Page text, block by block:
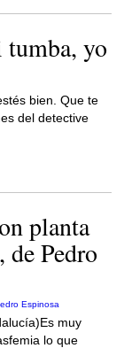
tumba, yo
bien. Que te
del detective
planta
Pedro
muy
lo que